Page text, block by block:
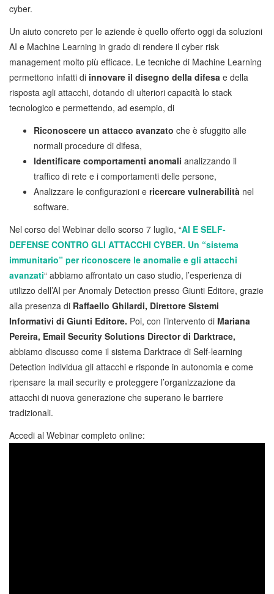
cyber.
Un aiuto concreto per le aziende è quello offerto oggi da soluzioni
AI e Machine Learning in grado di rendere il cyber risk
management molto più efficace. Le tecniche di Machine Learning
permettono infatti di innovare il disegno della difesa e della
risposta agli attacchi, dotando di ulteriori capacità lo stack
tecnologico e permettendo, ad esempio, di
Riconoscere un attacco avanzato che è sfuggito alle
normali procedure di difesa,
Identificare comportamenti anomali analizzando il
traffico di rete e i comportamenti delle persone,
Analizzare le configurazioni e ricercare vulnerabilità nel
software.
Nel corso del Webinar dello scorso 7 luglio, “AI E SELF-
DEFENSE CONTRO GLI ATTACCHI CYBER. Un “sistema
immunitario” per riconoscere le anomalie e gli attacchi
avanzati“ abbiamo affrontato un caso studio, l’esperienza di
utilizzo dell’AI per Anomaly Detection presso Giunti Editore, grazie
alla presenza di Raffaello Ghilardi, Direttore Sistemi
Informativi di Giunti Editore. Poi, con l’intervento di Mariana
Pereira, Email Security Solutions Director di Darktrace,
abbiamo discusso come il sistema Darktrace di Self-learning
Detection individua gli attacchi e risponde in autonomia e come
ripensare la mail security e proteggere l’organizzazione da
attacchi di nuova generazione che superano le barriere
tradizionali.
Accedi al Webinar completo online: